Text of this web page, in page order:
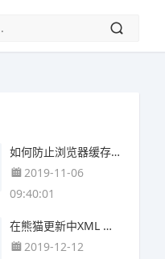
如何防止浏览器缓存CACHE？将CSS、JS、图片加上参数
2019-11-06
09:40:01
在熊猫更新中XML 网站地图的重要性
2019-12-12